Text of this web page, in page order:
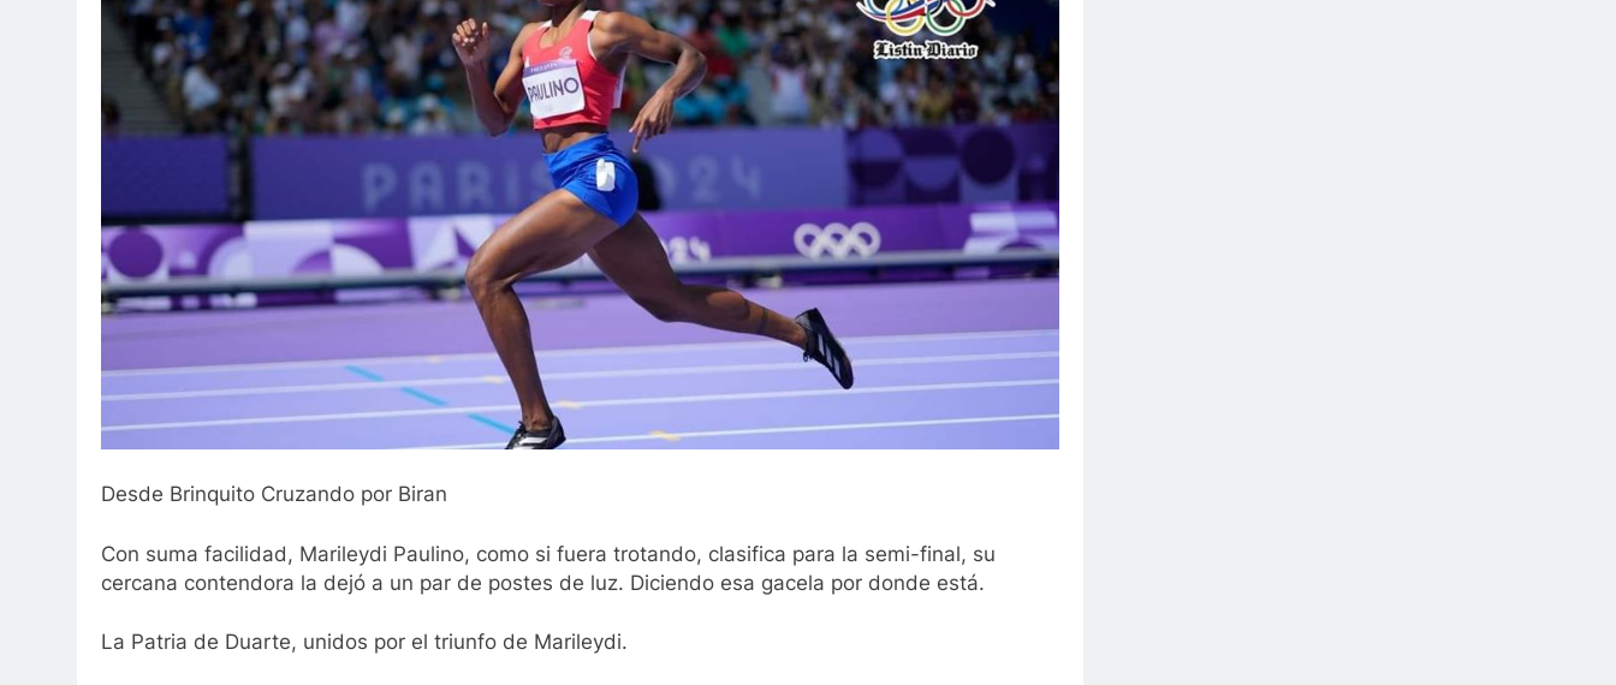
Desde Brinquito Cruzando por Biran
Con suma facilidad, Marileydi Paulino, como si fuera trotando, clasifica para la semi-final, su
cercana contendora la dejó a un par de postes de luz. Diciendo esa gacela por donde está.
La Patria de Duarte, unidos por el triunfo de Marileydi.